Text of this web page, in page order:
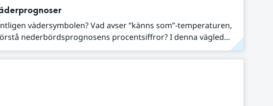
vädersymbolen? Vad avser ”känns som”-temperaturen,
nederbördsprognosens procentsiffror? I denna vägled...